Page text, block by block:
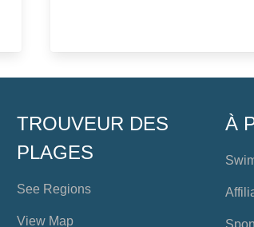
TROUVEUR DES
PLAGES
See Regions
View Map
À